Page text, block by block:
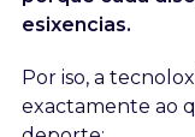
esixencias.
Por iso, a
exactamente ao